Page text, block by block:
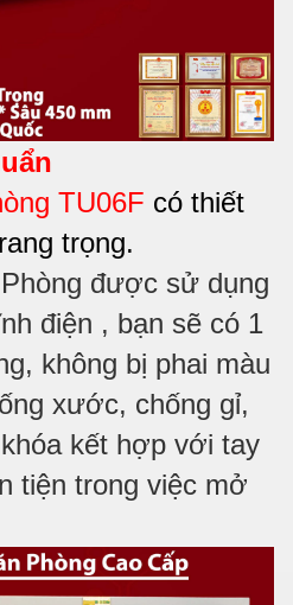
TU06F có thiết
trọng.
được sử dụng
điện , bạn sẽ có 1
không bị phai màu
xước, chống gỉ,
kết hợp với tay
tiện trong việc mở